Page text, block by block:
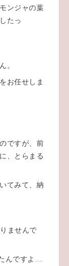
ンジャの葉
たっ
。
お任せしま
ですが、前
、とらまる
てみて、納
ませんで
んですよ…